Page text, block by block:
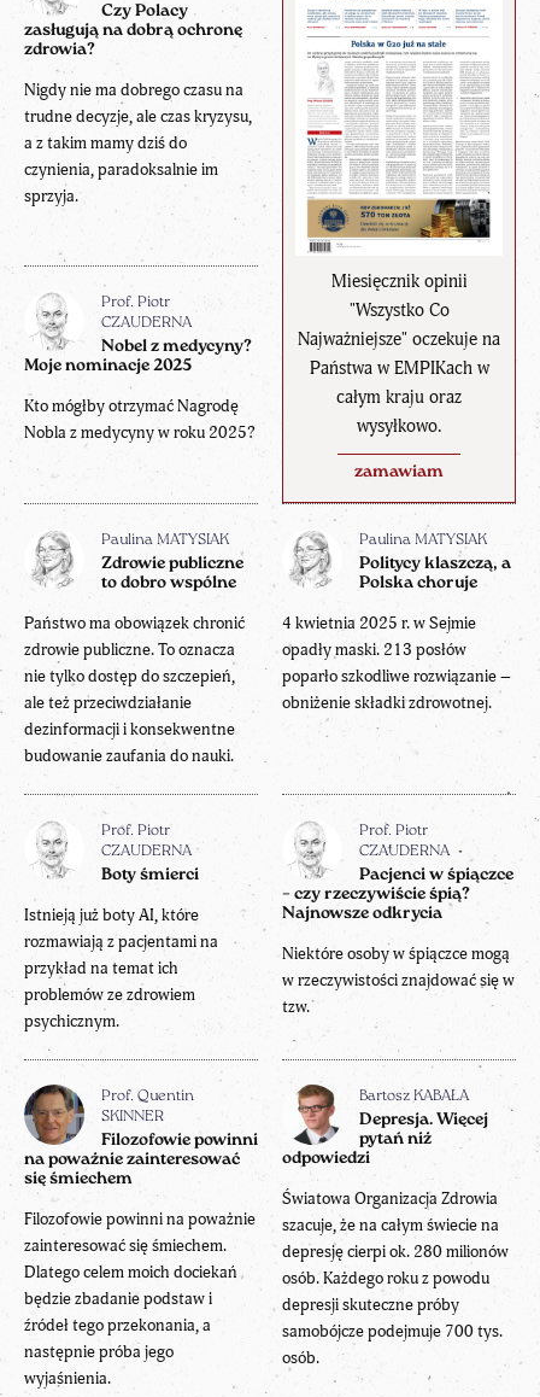
Miesięcznik opinii
"Wszystko Co
Najważniejsze" oczekuje na
Państwa w EMPIKach w
całym kraju oraz
wysyłkowo.
zamawiam
Czy Polacy
zasługują na dobrą ochronę
zdrowia?
Nigdy nie ma dobrego czasu na
trudne decyzje, ale czas kryzysu,
a z takim mamy dziś do
czynienia, paradoksalnie im
sprzyja.
Prof. Piotr
CZAUDERNA
Nobel z medycyny?
Moje nominacje 2025
Kto mógłby otrzymać Nagrodę
Nobla z medycyny w roku 2025?
Paulina MATYSIAK
Zdrowie publiczne
to dobro wspólne
Państwo ma obowiązek chronić
zdrowie publiczne. To oznacza
nie tylko dostęp do szczepień,
ale też przeciwdziałanie
dezinformacji i konsekwentne
budowanie zaufania do nauki.
Paulina MATYSIAK
Politycy klaszczą, a
Polska choruje
4 kwietnia 2025 r. w Sejmie
opadły maski. 213 posłów
poparło szkodliwe rozwiązanie –
obniżenie składki zdrowotnej.
Prof. Piotr
CZAUDERNA
Boty śmierci
Istnieją już boty AI, które
rozmawiają z pacjentami na
przykład na temat ich
problemów ze zdrowiem
psychicznym.
Prof. Piotr
CZAUDERNA
Pacjenci w śpiączce
– czy rzeczywiście śpią?
Najnowsze odkrycia
Niektóre osoby w śpiączce mogą
w rzeczywistości znajdować się w
tzw.
Prof. Quentin
SKINNER
Filozofowie powinni
na poważnie zainteresować
się śmiechem
Filozofowie powinni na poważnie
zainteresować się śmiechem.
Dlatego celem moich dociekań
będzie zbadanie podstaw i
źródeł tego przekonania, a
następnie próba jego
wyjaśnienia.
Bartosz KABAŁA
Depresja. Więcej
pytań niż
odpowiedzi
Światowa Organizacja Zdrowia
szacuje, że na całym świecie na
depresję cierpi ok. 280 milionów
osób. Każdego roku z powodu
depresji skuteczne próby
samobójcze podejmuje 700 tys.
osób.